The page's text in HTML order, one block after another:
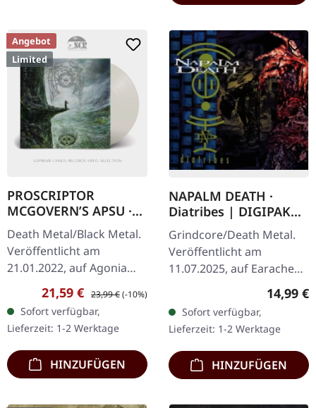
Angebot
Limited
PROSCRIPTOR
MCGOVERN’S APSU ·
Proscriptor
Mcgovern’s Apsu |
CLEAR LP
Death Metal/Black Metal.
Veröffentlicht am
21.01.2022, auf Agonia
Records. Clear Vinyl im
Gatefold-Cover. Limitiert
auf 612
handnummerierte
Exemplare…
Verkaufspreis:
21,59 € Regulärer Preis:
23,99 €(-10%)
Sofort verfügbar,
Lieferzeit: 1-2 Werktage
HINZUFÜGEN
NAPALM DEATH ·
Diatribes | DIGIPAK
CD
Grindcore/Death Metal.
Veröffentlicht am
11.07.2025, auf Earache
Records. CD im Digipak.
Mann, was für eine
vernichtende Rückkehr
zur Hochform das…
14,99 €
Sofort verfügbar,
Lieferzeit: 1-2 Werktage
HINZUFÜGEN